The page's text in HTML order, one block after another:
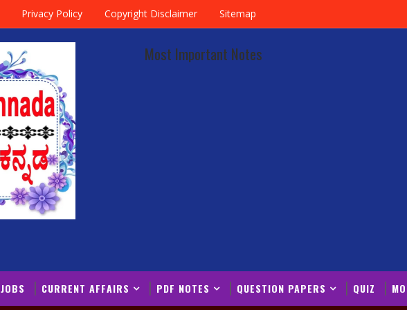
Privacy Policy Copyright Disclaimer Sitemap
Most Important Notes
JOBS CURRENT AFFAIRS PDF NOTES QUESTION PAPERS QUIZ